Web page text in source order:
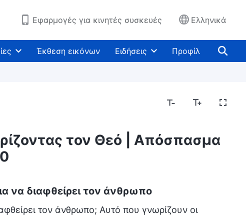
Εφαρμογές για κινητές συσκευές Ελληνικά
Έκθεση εικόνων Ειδήσεις Προφίλ
τον Θεό | Απόσπασμα
να διαφθείρει τον άνθρωπο
τον άνθρωπο; Αυτό που γνωρίζουν οι